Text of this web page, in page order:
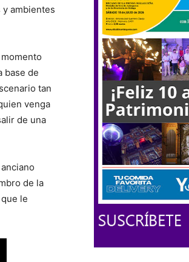
y ambientes
base de
tan
venga
de una
de la
le